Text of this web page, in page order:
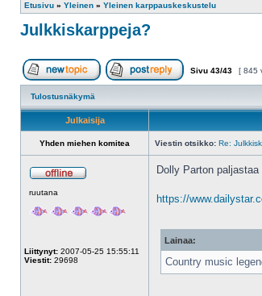
Etusivu » Yleinen » Yleinen karppauskeskustelu
Julkkiskarppeja?
Aloita uusi ketju Vastaa viestiin
Sivu 43/43 [ 845
Tulostusnäkymä
Julkaisija
Yhden miehen komitea Viestin otsikko: Re:
ruutana
Liittynyt: 2007-05-25 15:55:11
Viestit: 29698
Dolly Parton
https://
Lainaa:
Country music